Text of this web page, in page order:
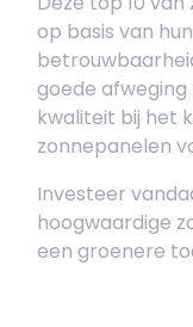
op basis van
goede
kwaliteit bij het
zonnepanelen
Investeer
hoogwaardige
een groenere